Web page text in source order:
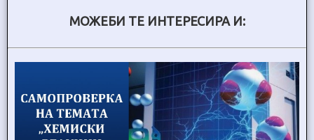
МОЖЕБИ ТЕ ИНТЕРЕСИРА И: